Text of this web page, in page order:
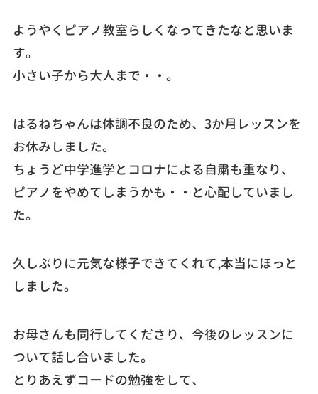
ようやくピアノ教室らしくなってきたなと思いま
す。
小さい子から大人まで・・。
はるねちゃんは体調不良のため、3か月レッスンを
お休みしました。
ちょうど中学進学とコロナによる自粛も重なり、
ピアノをやめてしまうかも・・と心配していまし
た。
久しぶりに元気な様子できてくれて,本当にほっと
しました。
お母さんも同行してくださり、今後のレッスンに
ついて話し合いました。
とりあえずコードの勉強をして、